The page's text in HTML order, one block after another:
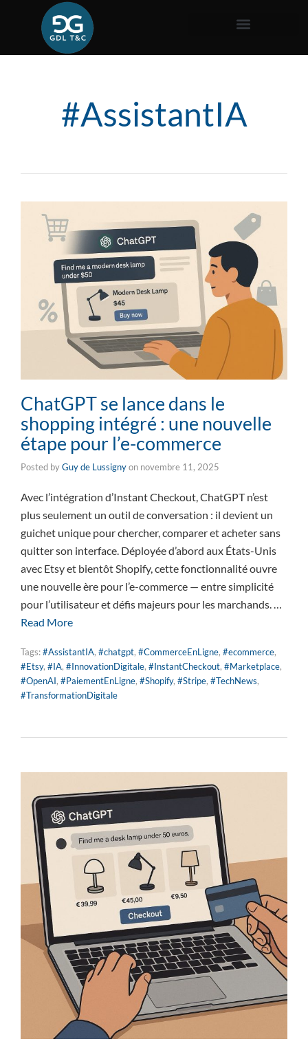
#AssistantIA
ChatGPT se lance dans le
shopping intégré : une nouvelle
étape pour l’e-commerce
Posted byGuy de Lussignyon novembre 11, 2025
Avec l’intégration d’Instant Checkout, ChatGPT n’est
plus seulement un outil de conversation : il devient un
guichet unique pour chercher, comparer et acheter sans
quitter son interface. Déployée d’abord aux États-Unis
avec Etsy et bientôt Shopify, cette fonctionnalité ouvre
une nouvelle ère pour l’e-commerce — entre simplicité
pour l’utilisateur et défis majeurs pour les marchands. …
Read More
Tags:#AssistantIA, #chatgpt, #CommerceEnLigne, #ecommerce,
#Etsy, #IA, #InnovationDigitale, #InstantCheckout, #Marketplace,
#OpenAI, #PaiementEnLigne, #Shopify, #Stripe, #TechNews,
#TransformationDigitale